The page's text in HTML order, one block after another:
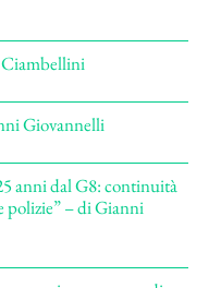
Giovannelli
anni dal G8: continuità
polizie” – di Gianni